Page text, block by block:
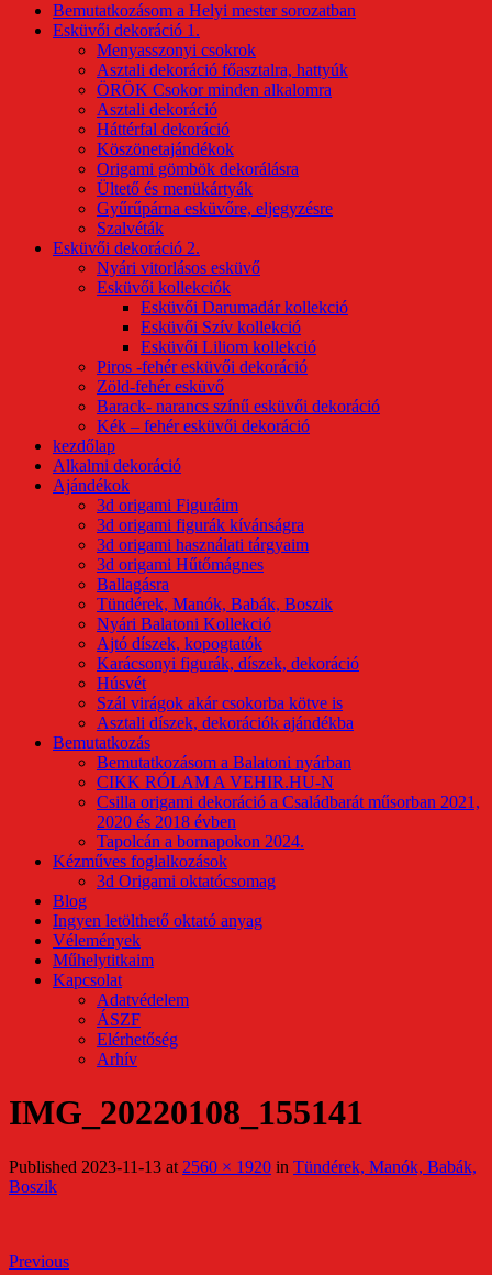
Bemutatkozásom a Helyi mester sorozatban
Esküvői dekoráció 1.
Menyasszonyi csokrok
Asztali dekoráció főasztalra, hattyúk
ÖRÖK Csokor minden alkalomra
Asztali dekoráció
Háttérfal dekoráció
Köszönetajándékok
Origami gömbök dekorálásra
Ültető és menükártyák
Gyűrűpárna esküvőre, eljegyzésre
Szalvéták
Esküvői dekoráció 2.
Nyári vitorlásos esküvő
Esküvői kollekciók
Esküvői Darumadár kollekció
Esküvői Szív kollekció
Esküvői Liliom kollekció
Piros -fehér esküvői dekoráció
Zöld-fehér esküvő
Barack- narancs színű esküvői dekoráció
Kék – fehér esküvői dekoráció
kezdőlap
Alkalmi dekoráció
Ajándékok
3d origami Figuráim
3d origami figurák kívánságra
3d origami használati tárgyaim
3d origami Hűtőmágnes
Ballagásra
Tündérek, Manók, Babák, Boszik
Nyári Balatoni Kollekció
Ajtó díszek, kopogtatók
Karácsonyi figurák, díszek, dekoráció
Húsvét
Szál virágok akár csokorba kötve is
Asztali díszek, dekorációk ajándékba
Bemutatkozás
Bemutatkozásom a Balatoni nyárban
CIKK RÓLAM A VEHIR.HU-N
Csilla origami dekoráció a Családbarát műsorban 2021,
2020 és 2018 évben
Tapolcán a bornapokon 2024.
Kézműves foglalkozások
3d Origami oktatócsomag
Blog
Ingyen letölthető oktató anyag
Vélemények
Műhelytitkaim
Kapcsolat
Adatvédelem
ÁSZF
Elérhetőség
Arhív
IMG_20220108_155141
Published 2023-11-13 at 2560 × 1920 in Tündérek, Manók, Babák,
Boszik
Previous